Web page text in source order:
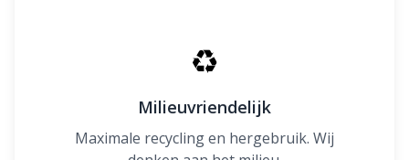
♻
Milieuvriendelijk
Maximale recycling en hergebruik. Wij